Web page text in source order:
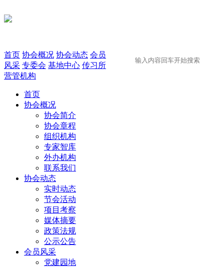
首页 协会概况 协会动态 会员
风采 专委会 基地中心 传习所
营管机构
首页
协会概况
协会简介
协会章程
组织机构
专家智库
外办机构
联系我们
协会动态
实时动态
节会活动
项目考察
媒体摘要
政策法规
公示公告
会员风采
党建园地